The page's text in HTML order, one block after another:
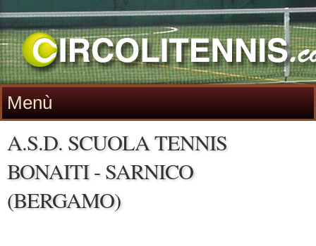
Menù
A.S.D. SCUOLA TENNIS
BONAITI - SARNICO
(BERGAMO)